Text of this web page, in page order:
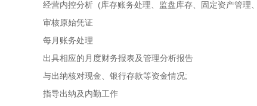
经营内控分析 (库存账务处理、监盘库存、固定资产管理
审核原始凭证
每月账务处理
出具相应的月度财务报表及管理分析报告
与出纳核对现金、银行存款等资金情况;
指导出纳及内勤工作